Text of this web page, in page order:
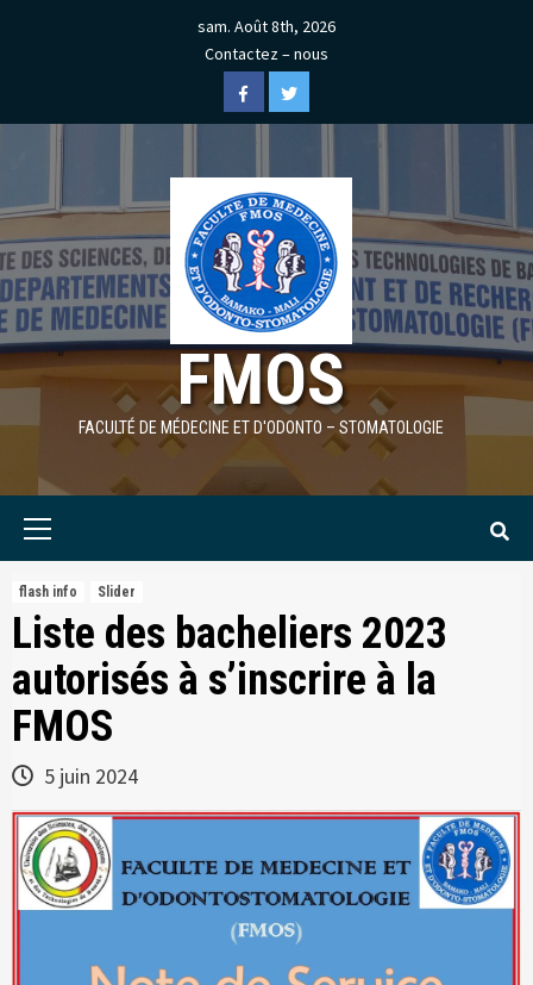
sam. Août 8th, 2026
Contactez – nous
FacebookTwitter
FMOS
FACULTÉ DE MÉDECINE ET D'ODONTO – STOMATOLOGIE
flash info Slider
Liste des bacheliers 2023
autorisés à s’inscrire à la
FMOS
5 juin 2024